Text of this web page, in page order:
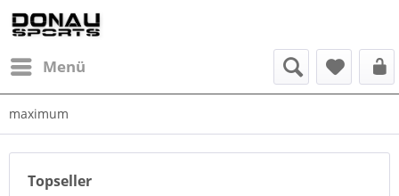
Menü
maximum
Topseller